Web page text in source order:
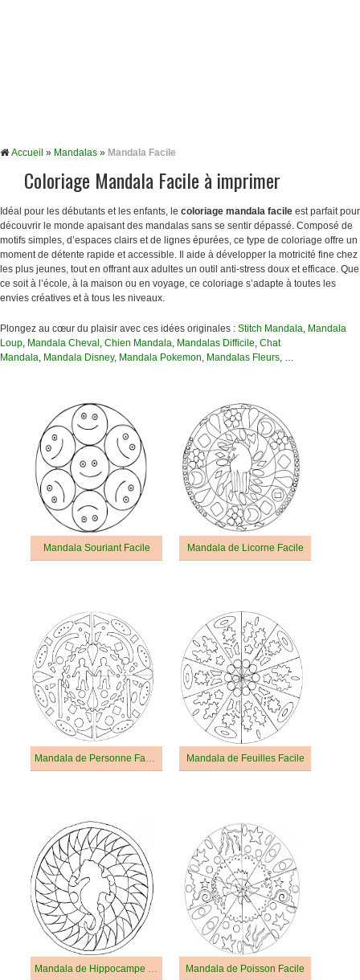
Accueil » Mandalas » Mandala Facile
Coloriage Mandala Facile à imprimer
Idéal pour les débutants et les enfants, le coloriage mandala facile est parfait pour
découvrir le monde apaisant des mandalas sans se sentir dépassé. Composé de
motifs simples, d’espaces clairs et de lignes épurées, ce type de coloriage offre un
moment de détente rapide et accessible. Il aide à développer la motricité fine chez
les plus jeunes, tout en offrant aux adultes un outil anti-stress doux et efficace. Que
ce soit à l’école, à la maison ou en voyage, ce coloriage s’adapte à toutes les
envies créatives et à tous les niveaux.
Plongez au cœur du plaisir avec ces idées originales : Stitch Mandala, Mandala
Loup, Mandala Cheval , Chien Mandala, Mandalas Difficile, Chat
Mandala, Mandala Disney, Mandala Pokemon, Mandalas Fleurs, …
Mandala Souriant Facile Mandala de Licorne Facile
Mandala de Personne Facile Mandala de Feuilles Facile
Mandala de Hippocampe Facile Mandala de Poisson Facile